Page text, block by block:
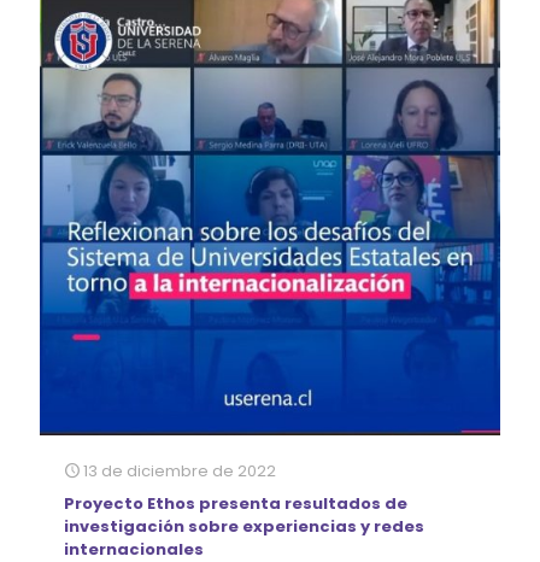
13 de diciembre de 2022
Proyecto Ethos presenta resultados de
investigación sobre experiencias y redes
internacionales